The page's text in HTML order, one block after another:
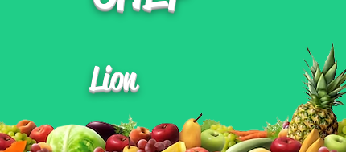
Lion